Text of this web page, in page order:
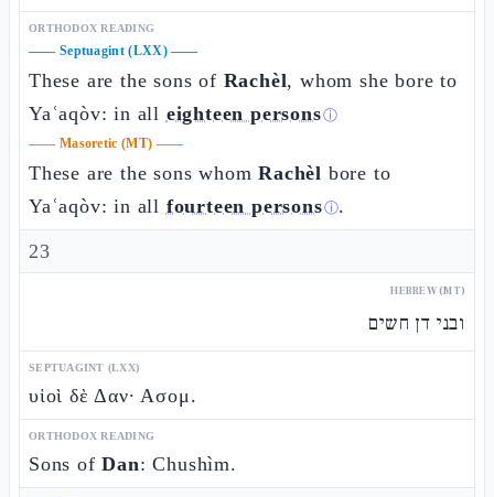
ORTHODOX READING
—— Septuagint (LXX)——
These are the sons of Rachèl, whom she bore to
Yaʿaqòv: in all eighteen personsⓘ
—— Masoretic (MT) ——
These are the sons whomRachèl bore to
Yaʿaqòv: in all fourteen personsⓘ.
23
HEBREW (MT)
ובני דן חשים
SEPTUAGINT (LXX)
υἱοὶ δὲ Δαν· Ασομ.
ORTHODOX READING
Sons ofDan: Chushìm.